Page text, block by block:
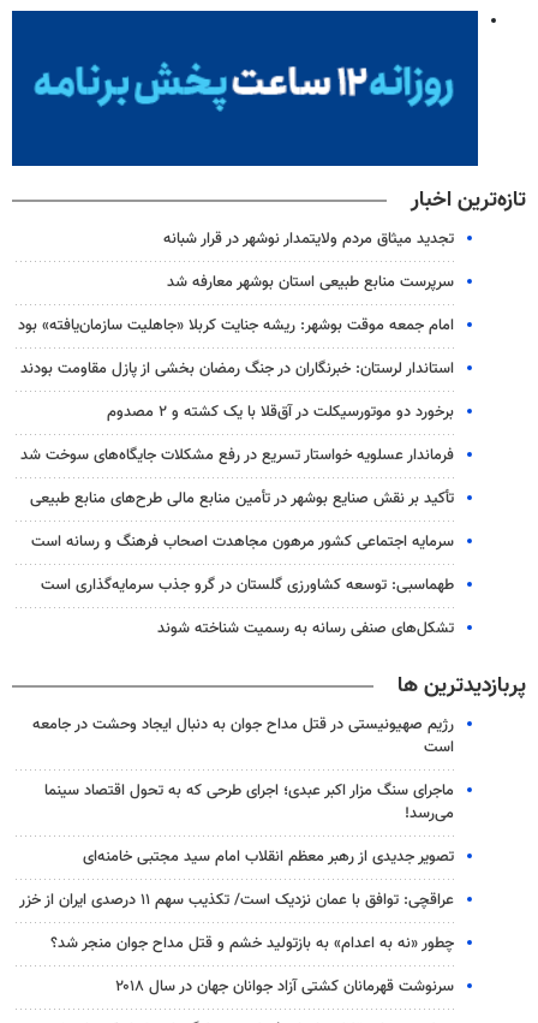
تازه‌ترین اخبار
تجدید میثاق مردم ولایتمدار نوشهر در قرار شبانه
سرپرست منابع طبیعی استان بوشهر معارفه شد
امام جمعه موقت بوشهر: ریشه جنایت کربلا «جاهلیت سازمان‌یافته» بود
استاندار لرستان: خبرنگاران در جنگ رمضان بخشی از پازل مقاومت بودند
برخورد دو موتورسیکلت در آق‌قلا با یک کشته و ۲ مصدوم
فرماندار عسلویه خواستار تسریع در رفع مشکلات جایگاه‌های سوخت شد
تأکید بر نقش صنایع بوشهر در تأمین منابع مالی طرح‌های منابع طبیعی
سرمایه اجتماعی کشور مرهون مجاهدت اصحاب فرهنگ و رسانه است
طهماسبی: توسعه کشاورزی گلستان در گرو جذب سرمایه‌گذاری است
تشکل‌های صنفی رسانه به رسمیت شناخته شوند
پربازدیدترین ها
رژیم صهیونیستی در قتل مداح جوان به دنبال ایجاد وحشت در جامعه
است
ماجرای سنگ مزار اکبر عبدی؛ اجرای طرحی که به تحول اقتصاد سینما
می‌رسد!
تصویر جدیدی از رهبر معظم انقلاب امام سید مجتبی خامنه‌ای
عراقچی: توافق با عمان نزدیک است/ تکذیب سهم ۱۱ درصدی ایران از خزر
چطور «نه به اعدام» به بازتولید خشم و قتل مداح جوان منجر شد؟
سرنوشت قهرمانان کشتی آزاد جوانان جهان در سال ۲۰۱۸